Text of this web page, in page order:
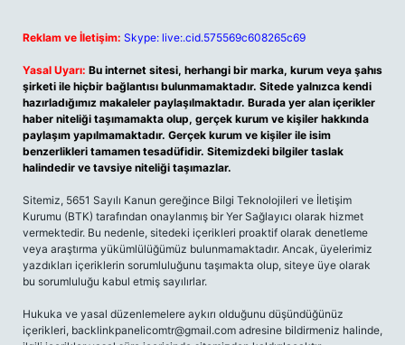
Reklam ve İletişim: Skype: live:.cid.575569c608265c69
Yasal Uyarı: Bu internet sitesi, herhangi bir marka, kurum veya şahıs
şirketi ile hiçbir bağlantısı bulunmamaktadır. Sitede yalnızca kendi
hazırladığımız makaleler paylaşılmaktadır. Burada yer alan içerikler
haber niteliği taşımamakta olup, gerçek kurum ve kişiler hakkında
paylaşım yapılmamaktadır. Gerçek kurum ve kişiler ile isim
benzerlikleri tamamen tesadüfidir. Sitemizdeki bilgiler taslak
halindedir ve tavsiye niteliği taşımazlar.
Sitemiz, 5651 Sayılı Kanun gereğince Bilgi Teknolojileri ve İletişim
Kurumu (BTK) tarafından onaylanmış bir Yer Sağlayıcı olarak hizmet
vermektedir. Bu nedenle, sitedeki içerikleri proaktif olarak denetleme
veya araştırma yükümlülüğümüz bulunmamaktadır. Ancak, üyelerimiz
yazdıkları içeriklerin sorumluluğunu taşımakta olup, siteye üye olarak
bu sorumluluğu kabul etmiş sayılırlar.
Hukuka ve yasal düzenlemelere aykırı olduğunu düşündüğünüz
içerikleri, backlinkpanelicomtr@gmail.com adresine bildirmeniz halinde,